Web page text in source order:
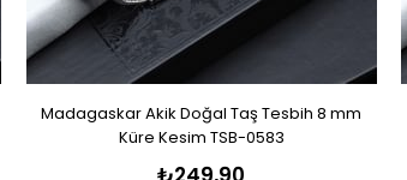
Madagaskar Akik Doğal Taş Tesbih 8 mm
Küre Kesim TSB-0583